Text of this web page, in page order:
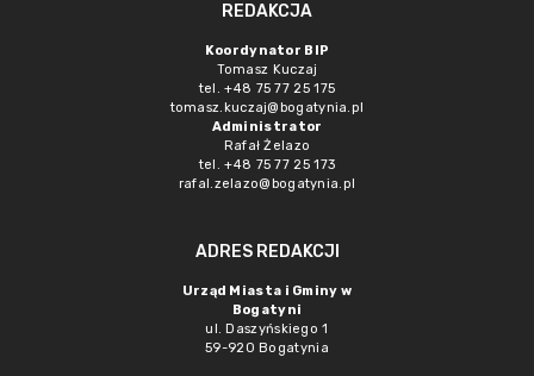
REDAKCJA
Koordynator BIP
Tomasz Kuczaj
tel. +48 75 77 25 175
tomasz.kuczaj@bogatynia.pl
Administrator
Rafał Żelazo
tel. +48 75 77 25 173
rafal.zelazo@bogatynia.pl
ADRES REDAKCJI
Urząd Miasta i Gminy w
Bogatyni
ul. Daszyńskiego 1
59-920 Bogatynia